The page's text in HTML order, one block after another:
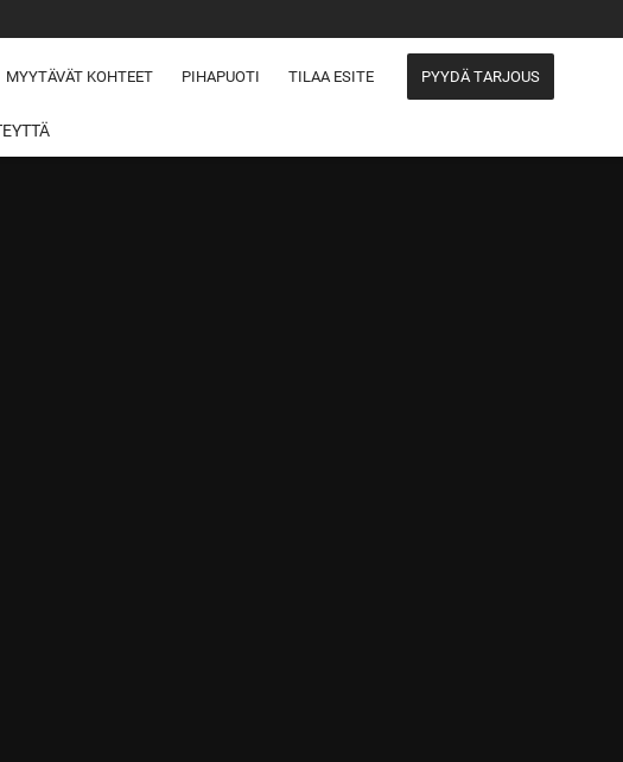
MYYTÄVÄT KOHTEET PIHAPUOTI TILAA ESITE PYYDÄ TARJOUS